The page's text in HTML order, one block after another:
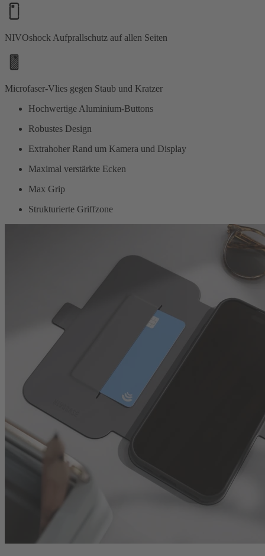
NIVOshock Aufprallschutz auf allen Seiten
Microfaser-Vlies gegen Staub und Kratzer
Hochwertige Aluminium-Buttons
Robustes Design
Extrahoher Rand um Kamera und Display
Maximal verstärkte Ecken
Max Grip
Strukturierte Griffzone